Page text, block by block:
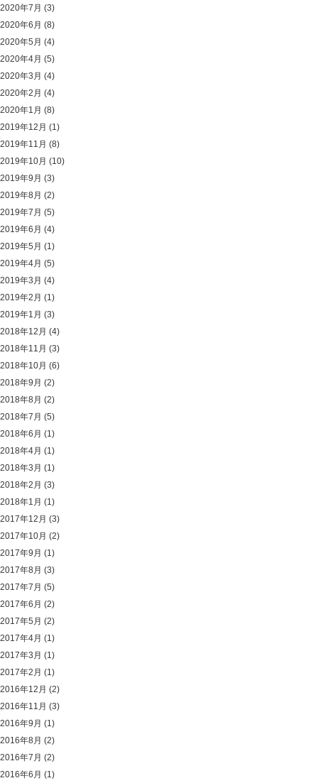
2020年7月 (3)
2020年6月 (8)
2020年5月 (4)
2020年4月 (5)
2020年3月 (4)
2020年2月 (4)
2020年1月 (8)
2019年12月 (1)
2019年11月 (8)
2019年10月 (10)
2019年9月 (3)
2019年8月 (2)
2019年7月 (5)
2019年6月 (4)
2019年5月 (1)
2019年4月 (5)
2019年3月 (4)
2019年2月 (1)
2019年1月 (3)
2018年12月 (4)
2018年11月 (3)
2018年10月 (6)
2018年9月 (2)
2018年8月 (2)
2018年7月 (5)
2018年6月 (1)
2018年4月 (1)
2018年3月 (1)
2018年2月 (3)
2018年1月 (1)
2017年12月 (3)
2017年10月 (2)
2017年9月 (1)
2017年8月 (3)
2017年7月 (5)
2017年6月 (2)
2017年5月 (2)
2017年4月 (1)
2017年3月 (1)
2017年2月 (1)
2016年12月 (2)
2016年11月 (3)
2016年9月 (1)
2016年8月 (2)
2016年7月 (2)
2016年6月 (1)